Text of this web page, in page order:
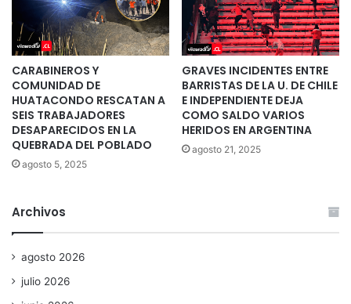
CARABINEROS Y
COMUNIDAD DE
HUATACONDO RESCATAN A
SEIS TRABAJADORES
DESAPARECIDOS EN LA
QUEBRADA DEL POBLADO
agosto 5, 2025
GRAVES INCIDENTES ENTRE
BARRISTAS DE LA U. DE CHILE
E INDEPENDIENTE DEJA
COMO SALDO VARIOS
HERIDOS EN ARGENTINA
agosto 21, 2025
Archivos
agosto 2026
julio 2026